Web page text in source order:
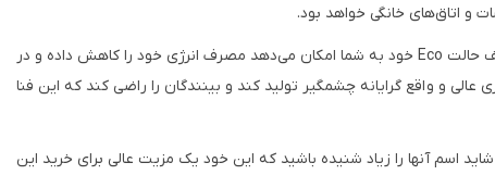
و اتاق‌های خانگی خواهد بود.
حالت Eco خود به شما امکان می‌دهد مصرف انرژی خود را کاهش داده و در
عالی و واقع گرایانه چشمگیر تولید کند و بینندگان را راضی کند که این فنا
برندهای دیگر که شاید اسم آنها را زیاد شنیده باشید که این خود یک مزیت عالی برای خرید این